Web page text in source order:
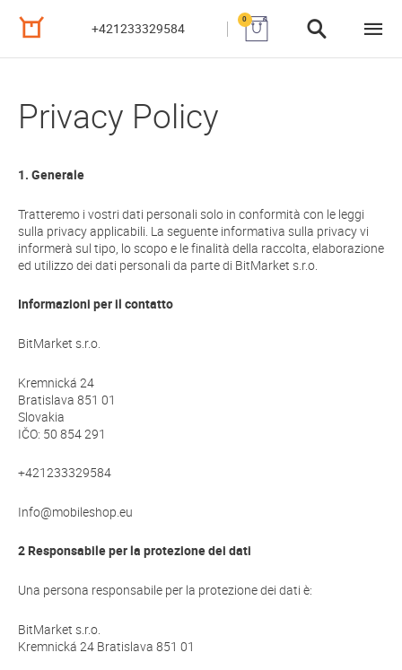
+421233329584
0
Privacy Policy
1. Generale
Tratteremo i vostri dati personali solo in conformità con le leggi
sulla privacy applicabili. La seguente informativa sulla privacy vi
informerà sul tipo, lo scopo e le finalità della raccolta, elaborazione
ed utilizzo dei dati personali da parte di BitMarket s.r.o.
Informazioni per il contatto
BitMarket s.r.o.
Kremnická 24
Bratislava 851 01
Slovakia
IČO: 50 854 291
+421233329584
Info@mobileshop.eu
2 Responsabile per la protezione dei dati
Una persona responsabile per la protezione dei dati è:
BitMarket s.r.o.
Kremnická 24 Bratislava 851 01